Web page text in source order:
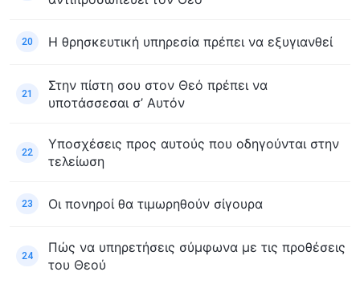
20 Η θρησκευτική υπηρεσία πρέπει να εξυγιανθεί
21
Στην πίστη σου στον Θεό πρέπει να
υποτάσσεσαι σ’ Αυτόν
22
Υποσχέσεις προς αυτούς που οδηγούνται στην
τελείωση
23 Οι πονηροί θα τιμωρηθούν σίγουρα
24
Πώς να υπηρετήσεις σύμφωνα με τις προθέσεις
του Θεού